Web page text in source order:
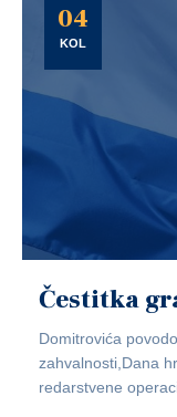
04
KOL
Čestitka
Domitrovića
zahvalnosti,Dana
redarstvene